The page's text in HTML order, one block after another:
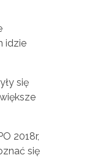
idzie
się
2018r,
się